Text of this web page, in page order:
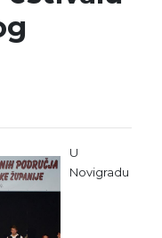
U
Novigradu